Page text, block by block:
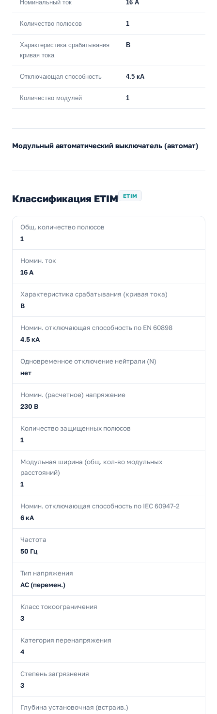
Номинальный ток 16 A
Количество полюсов 1
Характеристика срабатывания
кривая тока
B
Отключающая способность 4.5 кА
Количество модулей 1
Модульный автоматический выключатель (автомат)
Классификация ETIM ETIM
Общ. количество полюсов
1
Номин. ток
16 А
Характеристика срабатывания (кривая тока)
B
Номин. отключающая способность по EN 60898
4.5 кА
Одновременное отключение нейтрали (N)
нет
Номин. (расчетное) напряжение
230 В
Количество защищенных полюсов
1
Модульная ширина (общ. кол-во модульных
расстояний)
1
Номин. отключающая способность по IEC 60947-2
6 кА
Частота
50 Гц
Тип напряжения
AC (перемен.)
Класс токоограничения
3
Категория перенапряжения
4
Степень загрязнения
3
Глубина установочная (встраив.)